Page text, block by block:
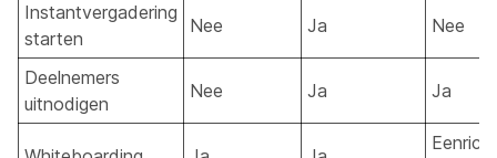
Instantvergadering
starten
Nee Ja Nee
Deelnemers
uitnodigen
Nee Ja Ja